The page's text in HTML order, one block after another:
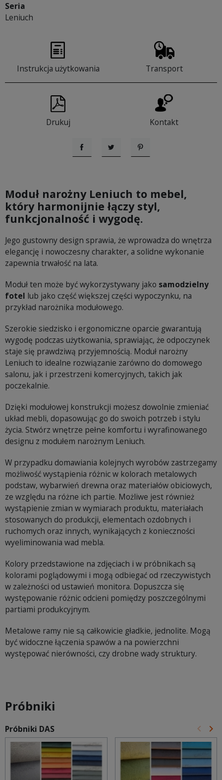
Seria
Leniuch
Instrukcja użytkowania Transport
Drukuj Kontakt
UdostępnijTweetujPinterest
Moduł narożny Leniuch to mebel,
który harmonijnie łączy styl,
funkcjonalność i wygodę.
Jego gustowny design sprawia, że wprowadza do wnętrza
elegancję i nowoczesny charakter, a solidne wykonanie
zapewnia trwałość na lata.
Moduł ten może być wykorzystywany jako samodzielny
fotel lub jako część większej części wypoczynku, na
przykład narożnika modułowego.
Szerokie siedzisko i ergonomiczne oparcie gwarantują
wygodę podczas użytkowania, sprawiając, że odpoczynek
staje się prawdziwą przyjemnością. Moduł narożny
Leniuch to idealne rozwiązanie zarówno do domowego
salonu, jak i przestrzeni komercyjnych, takich jak
poczekalnie.
Dzięki modułowej konstrukcji możesz dowolnie zmieniać
układ mebli, dopasowując go do swoich potrzeb i stylu
życia. Stwórz wnętrze pełne komfortu i wyrafinowanego
designu z modułem narożnym Leniuch.
W przypadku domawiania kolejnych wyrobów zastrzegamy
możliwość wystąpienia różnic w kolorach metalowych
podstaw, wybarwień drewna oraz materiałów obiciowych,
ze względu na różne ich partie. Możliwe jest również
wystąpienie zmian w wymiarach produktu, materiałach
stosowanych do produkcji, elementach ozdobnych i
ruchomych oraz innych, wynikających z konieczności
wyeliminowania wad mebla.
Kolory przedstawione na zdjęciach i w próbnikach są
kolorami poglądowymi i mogą odbiegać od rzeczywistych
w zależności od ustawień monitora. Dopuszcza się
występowanie różnic odcieni pomiędzy poszczególnymi
partiami produkcyjnym.
Metalowe ramy nie są całkowicie gładkie, jednolite. Mogą
być widoczne łączenia spawów a na powierzchni
występować nierówności, czy drobne wady struktury.
Próbniki
Próbniki DAS keyboard_arrow_left keyboard_arrow_right